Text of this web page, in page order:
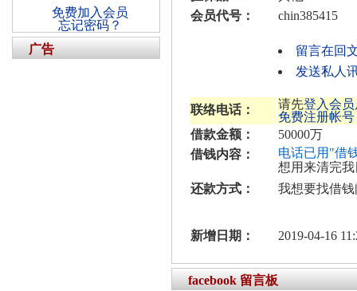
会员代号：
chin385415
留言在回
发送私人
联络电话： 请先登入会员
免费注册帐号
借款金额：
50000万
借钱内容：
电话已用"借
想用来清完
还款方式：
我想要找借
新增日期： 2019-04-16
facebook 留言板
免费加入会员
忘记密码？
广告